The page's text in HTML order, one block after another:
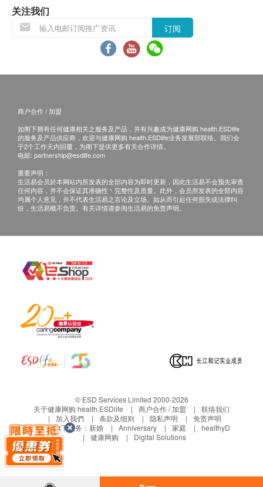
不建议下列人士服用：妇女于怀孕、哺乳期间或受孕
前；未成年人士；肝病患者或康复者；正计划进行或
刚完成手术人士。正服用药物人士，患肾病或出血性
疾病人士，请于使用本产品前征询医师意见。
退换条款 ：
当顾客收取已订购之货品时，有责任检查货品是否
有损毁情况，一经确认签收，恕不接受退换。
正本，并于送货后3个工作天内按下列方式联络健
康网购health.ESDlife客户服务部跟进。
关注我们
订阅
商户合作 / 加盟
如阁下拥有任何健康相关之服务及产品，并有兴趣成为健康网购 health.ESDlife
的服务及产品供应商，欢迎与健康网购 health.ESDlife业务发展部联络。我们会
于2个工作天内回覆，为阁下提供更多有关合作详情。
电邮: partnership@esdlife.com
重要声明：
生活易会员於本网站内所发表的全部内容为即时更新，因此生活易不会预先审查
任何内容，并不会保证其准确性丶完整性及质量。此外，会员所发表的全部内容
均属个人意见，并不代表生活易之言论及立场。如从而引起任何损失或法律纠
纷，生活易概不负责。有关详情请参阅生活易的免责声明。
© ESD Services Limited 2000-2026
关于健康网购 health.ESDlife
商户合作 / 加盟
联络我们
加入我們
条款及细则 隐私声明
免责声明
生活易旗下业务： 新婚 Anniversary 家庭
healthyD
健康网购
Digital Solutions